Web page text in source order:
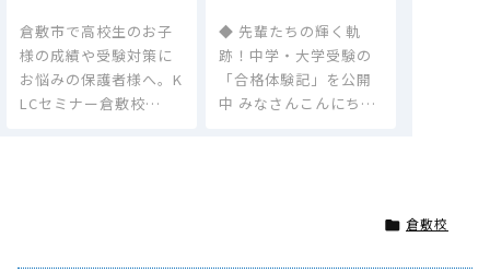
倉敷市で高校生のお子
様の成績や受験対策に
お悩みの保護者様へ。K
LCセミナー倉敷校…
◆ 先輩たちの輝く軌
跡！中学・大学受験の
「合格体験記」を公開
中 みなさんこんにち…
 倉敷校